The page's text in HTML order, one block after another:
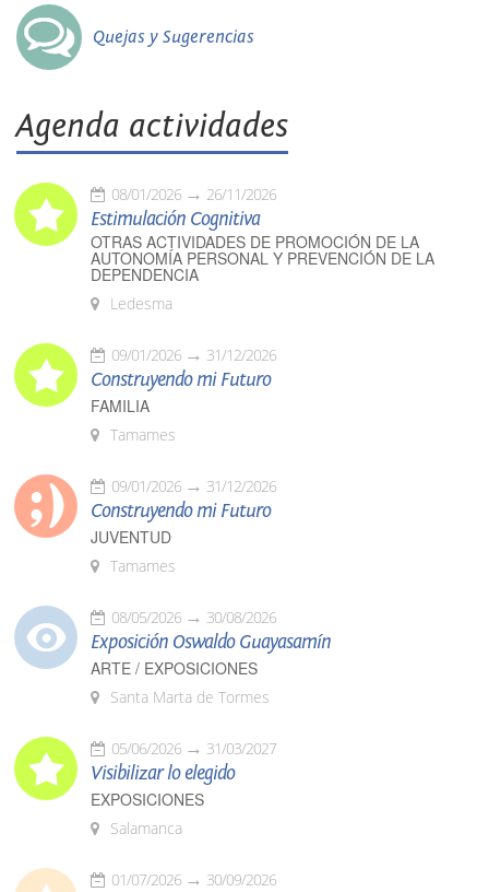
Quejas y Sugerencias
Agenda actividades
08/01/2026 26/11/2026
Estimulación Cognitiva
OTRAS ACTIVIDADES DE PROMOCIÓN DE LA
AUTONOMÍA PERSONAL Y PREVENCIÓN DE LA
DEPENDENCIA
Ledesma
09/01/2026 31/12/2026
Construyendo mi Futuro
FAMILIA
Tamames
09/01/2026 31/12/2026
Construyendo mi Futuro
JUVENTUD
Tamames
08/05/2026 30/08/2026
Exposición Oswaldo Guayasamín
ARTE / EXPOSICIONES
Santa Marta de Tormes
05/06/2026 31/03/2027
Visibilizar lo elegido
EXPOSICIONES
Salamanca
01/07/2026 30/09/2026